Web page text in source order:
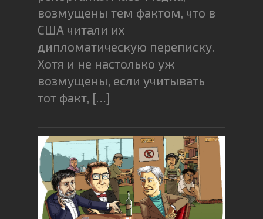
возмущены тем фактом, что в
США читали их
дипломатическую переписку.
Хотя и не настолько уж
возмущены, если учитывать
тот факт, […]